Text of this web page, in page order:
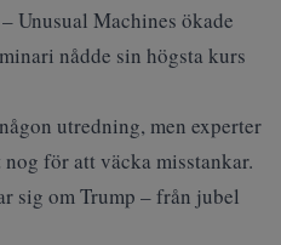
Unusual Machines ökade
nådde sin högsta kurs
utredning, men experter
för att väcka misstankar.
sig om Trump – från jubel